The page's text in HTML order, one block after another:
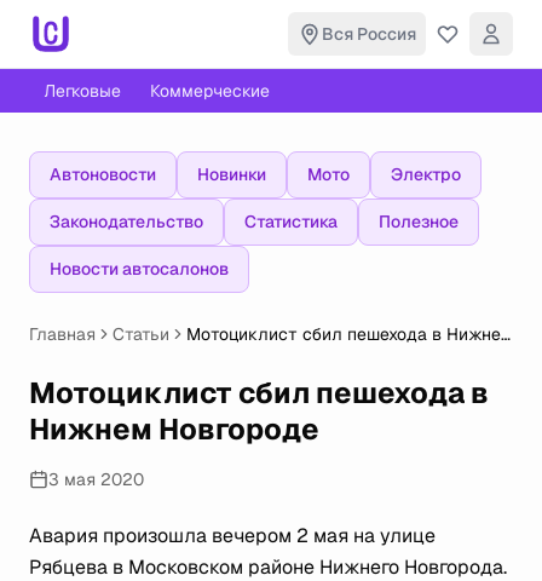
Вся Россия
Легковые Коммерческие
Автоновости Новинки Мото Электро
Законодательство Статистика Полезное
Новости автосалонов
Главная Статьи
Мотоциклист сбил пешехода в Нижнем
Мотоциклист сбил пешехода в
Нижнем Новгороде
3 мая 2020
Авария произошла вечером 2 мая на улице
Рябцева в Московском районе Нижнего Новгорода.